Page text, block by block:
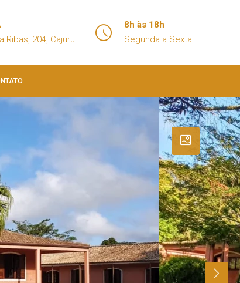
Ribas, 204, Cajuru
8h às 18h
Segunda a Sexta